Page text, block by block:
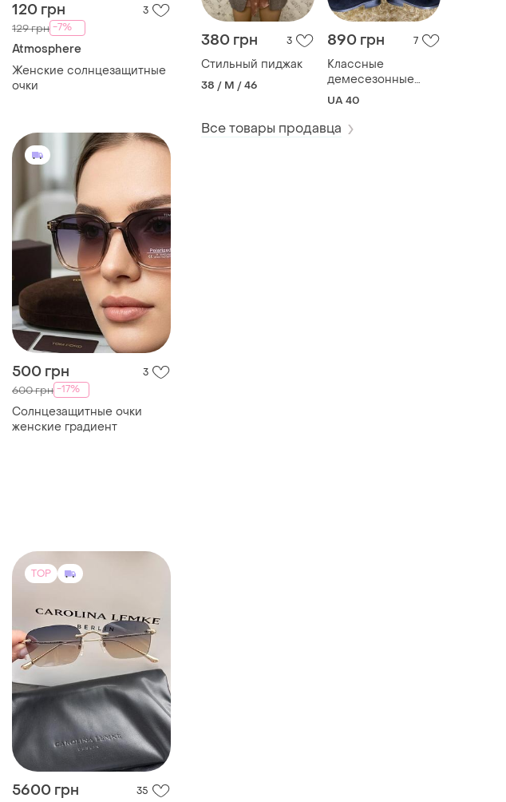
380 грн 3
Стильный пиджак
38 / M / 46
890 грн 7
Классные
демесезонные
замшевые сапожки
UA 40
Все товары продавца
120 грн 3
129 грн -7%
Atmosphere
Женские солнцезащитные
очки
500 грн 3
600 грн -17%
Солнцезащитные очки
женские градиент
TOP
5600 грн 35